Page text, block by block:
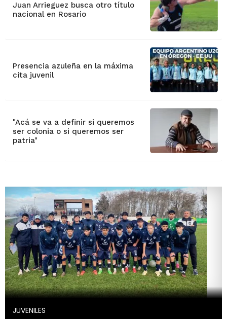
Juan Arrieguez busca otro título
nacional en Rosario
Presencia azuleña en la máxima
cita juvenil
"Acá se va a definir si queremos
ser colonia o si queremos ser
patria"
JUVENILES